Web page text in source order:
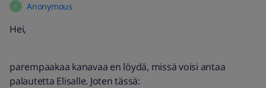
A Anonymous
Hei,
parempaakaa kanavaa en löydä, missä voisi antaa
palautetta Elisalle. Joten tässä: